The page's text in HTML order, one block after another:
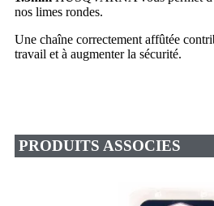
nos limes rondes.
Une chaîne correctement affûtée
travail et à augmenter la sécurité.
PRODUITS ASSOCIES